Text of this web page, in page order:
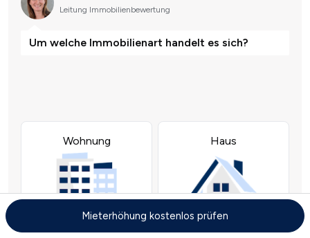
Mieterhöhung kostenlos prüfen